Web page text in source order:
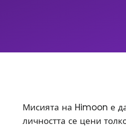
Мисията на Himoon е
личността се цени